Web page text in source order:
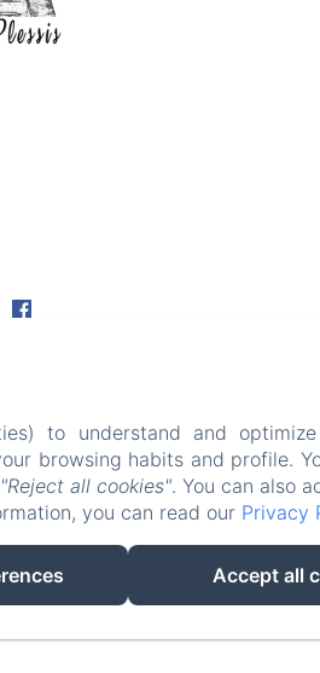
to understand and
browsing habits and profile.
"Reject all cookies". You can also
you can read our Privacy
Accept all